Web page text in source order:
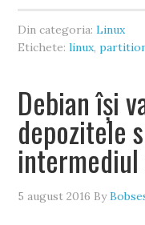
Din categoria:Linux
Etichete:linux,
Debian își
depozitele
5 august 2016 By